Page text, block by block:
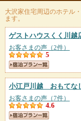
大沢家住宅周辺のホテル
ます。
ゲストハウスくく川越
お客さまの声（2件）
5
小江戸川越 おもてな
お客さまの声（7件）
4.6